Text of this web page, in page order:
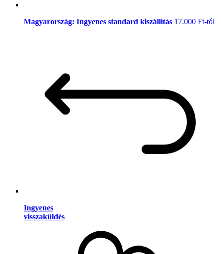
Magyarország: Ingyenes standard kiszállítás 17.000 Ft-tól
Ingyenes
visszaküldés